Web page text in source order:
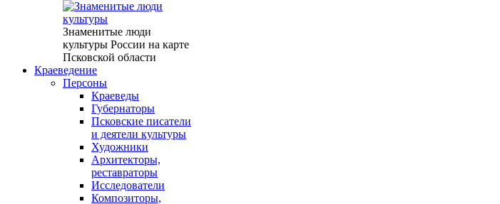
Знаменитые люди
культуры России на карте
Псковской области
Краеведение
Персоны
Краеведы
Губернаторы
Псковские писатели
и деятели культуры
Художники
Архитекторы,
реставраторы
Исследователи
Композиторы,